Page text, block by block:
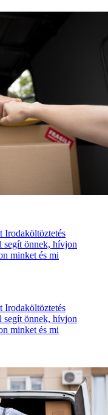
Irodaköltöztetés
segít önnek, hívjon
minket és mi
Irodaköltöztetés
segít önnek, hívjon
minket és mi